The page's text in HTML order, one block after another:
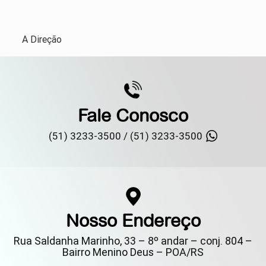
A Direção
Fale Conosco
(51) 3233-3500 / (51) 3233-3500
Nosso Endereço
Rua Saldanha Marinho, 33 – 8º andar – conj. 804 –
Bairro Menino Deus – POA/RS